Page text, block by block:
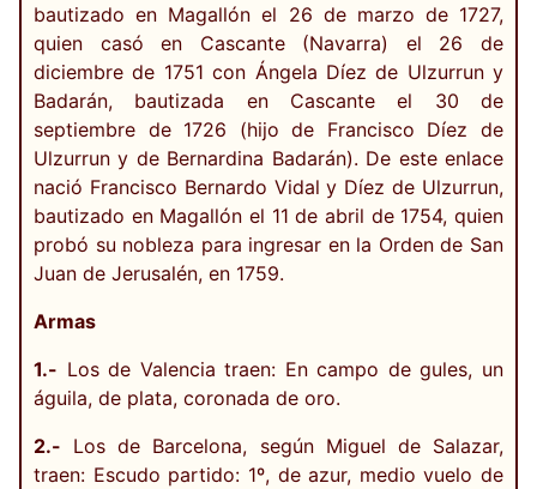
bautizado en Magallón el 26 de marzo de 1727,
quien casó en Cascante (Navarra) el 26 de
diciembre de 1751 con Ángela Díez de Ulzurrun y
Badarán, bautizada en Cascante el 30 de
septiembre de 1726 (hijo de Francisco Díez de
Ulzurrun y de Bernardina Badarán). De este enlace
nació Francisco Bernardo Vidal y Díez de Ulzurrun,
bautizado en Magallón el 11 de abril de 1754, quien
probó su nobleza para ingresar en la Orden de San
Juan de Jerusalén, en 1759.
Armas
1.- Los de Valencia traen: En campo de gules, un
águila, de plata, coronada de oro.
2.- Los de Barcelona, según Miguel de Salazar,
traen: Escudo partido: 1º, de azur, medio vuelo de